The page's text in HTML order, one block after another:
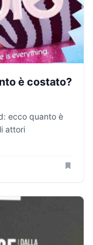
è costato?
ecco quanto è
attori